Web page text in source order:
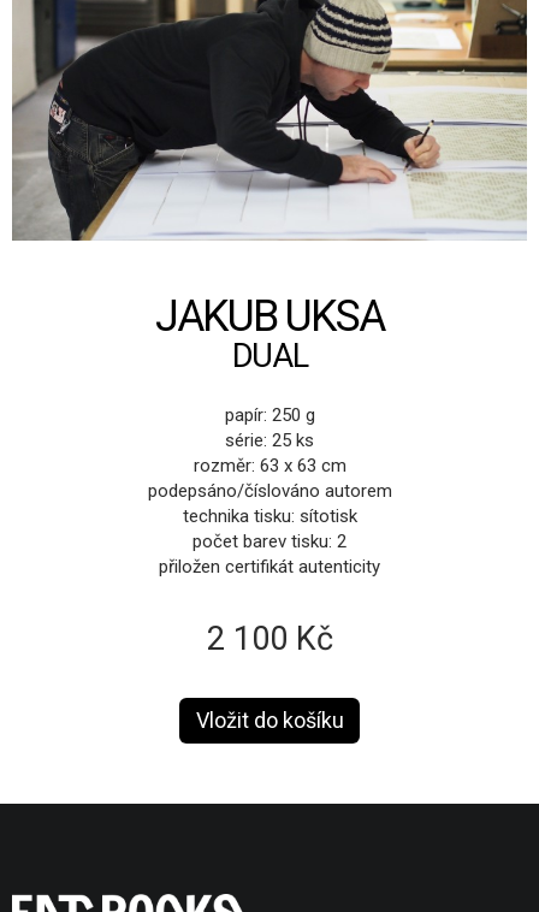
JAKUB UKSA
DUAL
papír: 250 g
série: 25 ks
rozměr: 63 x 63 cm
podepsáno/číslováno autorem
technika tisku: sítotisk
počet barev tisku: 2
přiložen certifikát autenticity
2 100 Kč